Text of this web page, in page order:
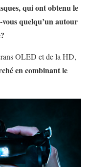
qui ont obtenu le
quelqu’un autour
OLED et de la HD,
en combinant le